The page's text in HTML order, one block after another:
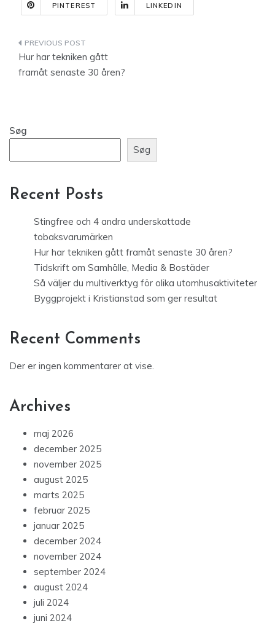
PINTEREST LINKEDIN
Indlægsnavigation
Hur har tekniken gått
framåt senaste 30 åren?
Søg
Søg
Recent Posts
Stingfree och 4 andra underskattade
tobaksvarumärken
Hur har tekniken gått framåt senaste 30 åren?
Tidskrift om Samhälle, Media & Bostäder
Så väljer du multiverktyg för olika utomhusaktiviteter
Byggprojekt i Kristianstad som ger resultat
Recent Comments
Der er ingen kommentarer at vise.
Archives
maj 2026
december 2025
november 2025
august 2025
marts 2025
februar 2025
januar 2025
december 2024
november 2024
september 2024
august 2024
juli 2024
juni 2024